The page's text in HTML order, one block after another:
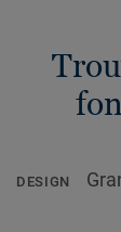
DESIGN